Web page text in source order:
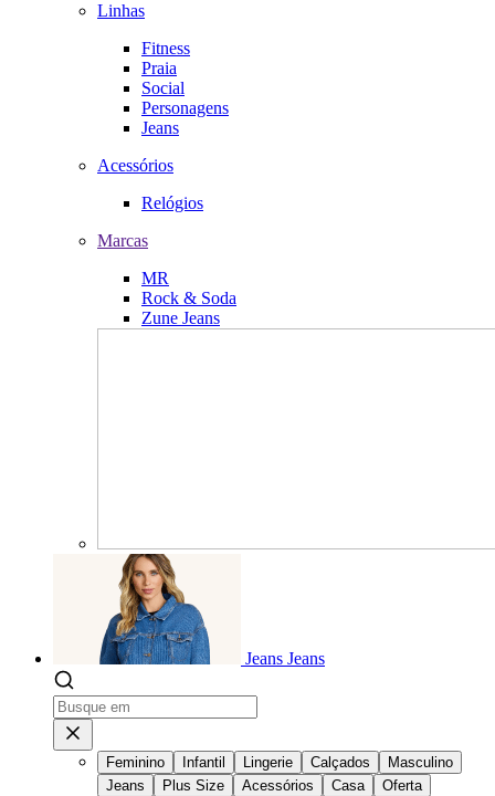
Linhas
Fitness
Praia
Social
Personagens
Jeans
Acessórios
Relógios
Marcas
MR
Rock & Soda
Zune Jeans
Jeans Jeans
Feminino Infantil Lingerie Calçados
Masculino
Jeans
Plus Size Acessórios Casa Oferta